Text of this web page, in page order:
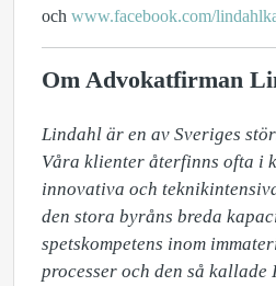
och www.facebook.com/
Om Advokatfirman
Lindahl är en av Sveriges
Våra klienter återfinns ofta i
innovativa och
den stora byråns breda
spetskompetens inom
processer och den så kallade